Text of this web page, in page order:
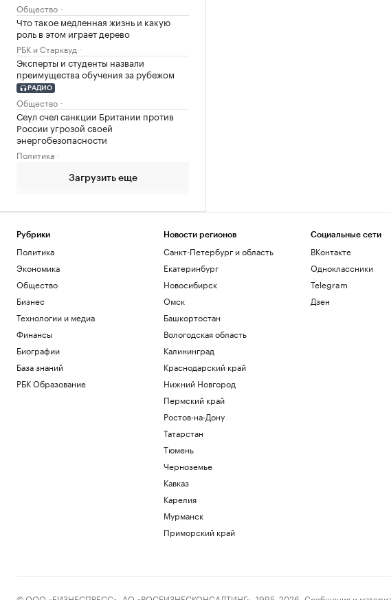
Общество
Что такое медленная жизнь и какую
роль в этом играет дерево
РБК и Старквуд
Эксперты и студенты назвали
преимущества обучения за рубежом
РАДИО
Общество
Сеул счел санкции Британии против
России угрозой своей
энергобезопасности
Политика
Загрузить еще
Рубрики
Политика
Экономика
Общество
Бизнес
Технологии и медиа
Финансы
Биографии
База знаний
РБК Образование
Новости регионов
Санкт-Петербург и область
Екатеринбург
Новосибирск
Омск
Башкортостан
Вологодская область
Калининград
Краснодарский край
Нижний Новгород
Пермский край
Ростов-на-Дону
Татарстан
Тюмень
Черноземье
Кавказ
Карелия
Мурманск
Приморский край
Социальные сети
ВКонтакте
Одноклассники
Telegram
Дзен